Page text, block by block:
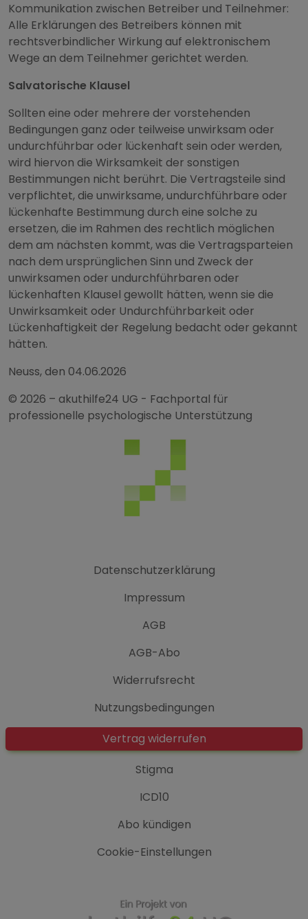
Kommunikation zwischen Betreiber und Teilnehmer:
Alle Erklärungen des Betreibers können mit
rechtsverbindlicher Wirkung auf elektronischem
Wege an dem Teilnehmer gerichtet werden.
Salvatorische Klausel
Sollten eine oder mehrere der vorstehenden
Bedingungen ganz oder teilweise unwirksam oder
undurchführbar oder lückenhaft sein oder werden,
wird hiervon die Wirksamkeit der sonstigen
Bestimmungen nicht berührt. Die Vertragsteile sind
verpflichtet, die unwirksame, undurchführbare oder
lückenhafte Bestimmung durch eine solche zu
ersetzen, die im Rahmen des rechtlich möglichen
dem am nächsten kommt, was die Vertragsparteien
nach dem ursprünglichen Sinn und Zweck der
unwirksamen oder undurchführbaren oder
lückenhaften Klausel gewollt hätten, wenn sie die
Unwirksamkeit oder Undurchführbarkeit oder
Lückenhaftigkeit der Regelung bedacht oder gekannt
hätten.
Neuss, den 04.06.2026
© 2026 – akuthilfe24 UG - Fachportal für
professionelle psychologische Unterstützung
Datenschutzerklärung
Impressum
AGB
AGB-Abo
Widerrufsrecht
Nutzungsbedingungen
Vertrag widerrufen
Stigma
ICD10
Abo kündigen
Cookie-Einstellungen